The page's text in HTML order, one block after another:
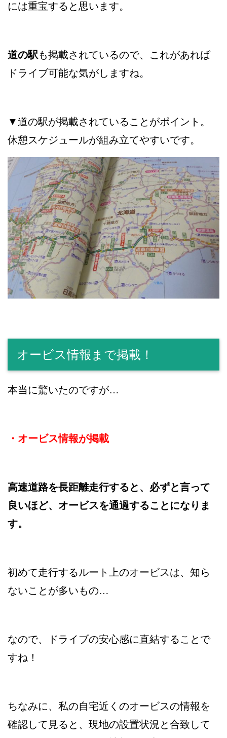
には重宝すると思います。
道の駅も掲載されているので、これがあれば
ドライブ可能な気がしますね。
▼道の駅が掲載されていることがポイント。
休憩スケジュールが組み立てやすいです。
オービス情報まで掲載！
本当に驚いたのですが…
・オービス情報が掲載
高速道路を長距離走行すると、必ずと言って
良いほど、オービスを通過することになりま
す。
初めて走行するルート上のオービスは、知ら
ないことが多いもの…
なので、ドライブの安心感に直結することで
すね！
ちなみに、私の自宅近くのオービスの情報を
確認して見ると、現地の設置状況と合致して